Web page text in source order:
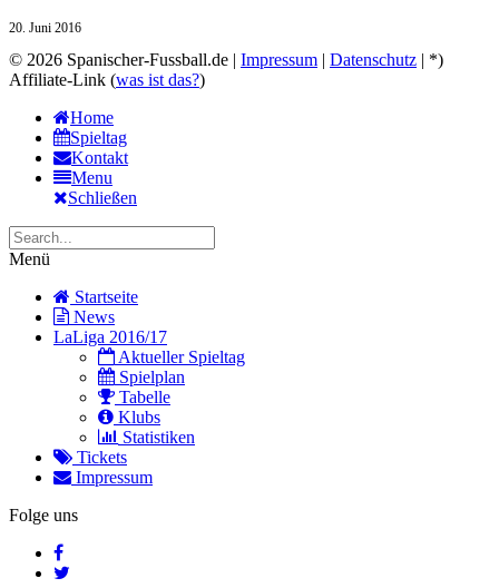
20. Juni 2016
© 2026 Spanischer-Fussball.de | Impressum | Datenschutz | *)
Affiliate-Link (was ist das?)
Home
Spieltag
Kontakt
Menu
Schließen
Menü
Startseite
News
LaLiga 2016/17
Aktueller Spieltag
Spielplan
Tabelle
Klubs
Statistiken
Tickets
Impressum
Folge uns